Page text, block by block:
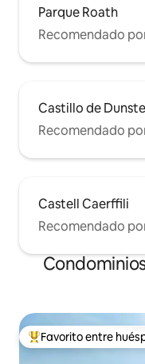
Parque Roath
Recomendado
Castillo de
Recomendado
Castell Caerffili
Recomendado
Favorito entre
Favorito entre